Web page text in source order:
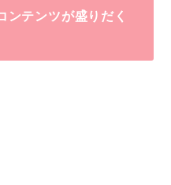
ンテンツが盛りだく